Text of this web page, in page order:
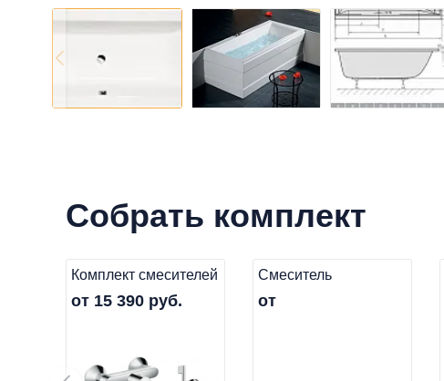
Собрать комплект
Комплект смесителей
от 15 390 руб.
Смеситель
от